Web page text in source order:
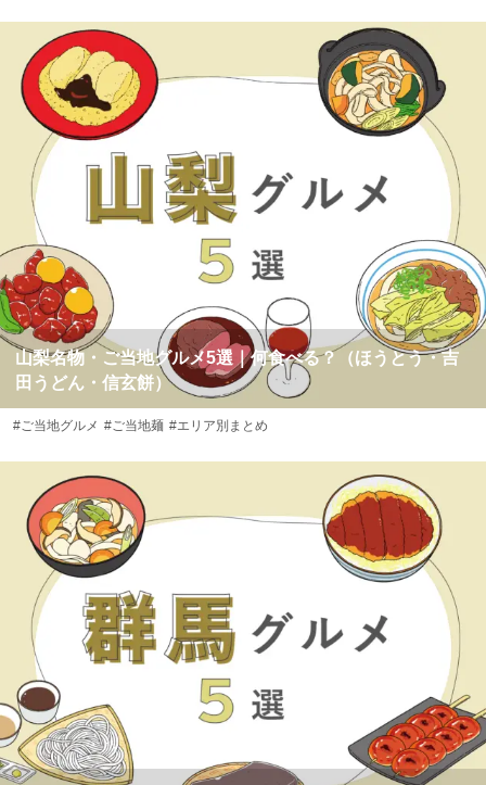
山梨名物・ご当地グルメ5選｜何食べる？（ほうとう・吉
田うどん・信玄餅）
#ご当地グルメ #ご当地麺 #エリア別まとめ